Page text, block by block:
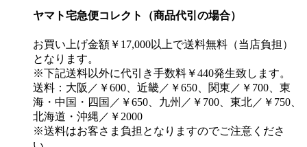
ヤマト宅急便コレクト（商品代引の場合）
お買い上げ金額￥17,000以上で送料無料（当店負担）
となります。
※下記送料以外に代引き手数料￥440発生致します。
送料：大阪／￥600、近畿／￥650、関東／￥700、東
海・中国・四国／￥650、九州／￥700、東北／￥750、
北海道・沖縄／￥2000
※送料はお客さま負担となりますのでご注意くださ